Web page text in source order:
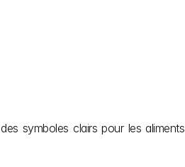
symboles clairs pour les aliments